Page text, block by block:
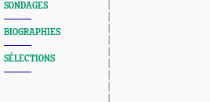
SONDAGES
BIOGRAPHIES
SÉLECTIONS